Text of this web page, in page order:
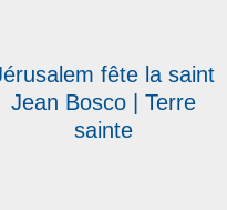
fête la saint
Jean Bosco | Terre
sainte